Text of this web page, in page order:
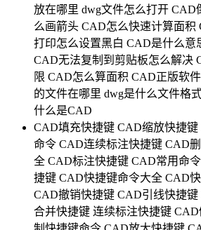
放在哪里 dwg文件怎么打开 CAD
么画箭头 CAD怎么快速计算面积
打印怎么设置黑白 CAD是什么意
CAD无法复制到剪贴板怎么解决
限 CAD怎么算面积 CAD正版软
的文件在哪里 dwg是什么文件格
什么是CAD
CAD填充快捷键 CAD缩放快捷键
命令 CAD连续标注快捷键 CAD
全 CAD标注快捷键 CAD常用命
捷键 CAD快捷键命令大全 CAD
CAD撤销快捷键 CAD引线快捷键
合并快捷键 连续标注快捷键 CAD